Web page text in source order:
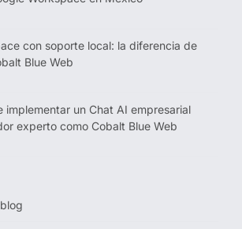
con soporte local: la diferencia de
Blue Web
implementar un Chat AI empresarial
experto como Cobalt Blue Web